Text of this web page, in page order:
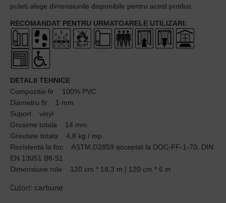
puteti alege dimensiunile disponibile pentru acest produs.
RECOMANDAT PENTRU URMATOARELE UTILIZARI:
DETALII TEHNICE
Compozitie fir 100% PVC
Diametru fir 1 mm
Suport vinyl
Grosime totala 14 mm
Greutate totala 4,8 kg / mp
Rezistenta la foc ASTM D2859 acceptat la DOC-FF-1-70, DIN
EN 13051 Bfl-S1
Dimensiune role 120 cm * 18,3 m | 120 cm * 6 m
Culori: carbune